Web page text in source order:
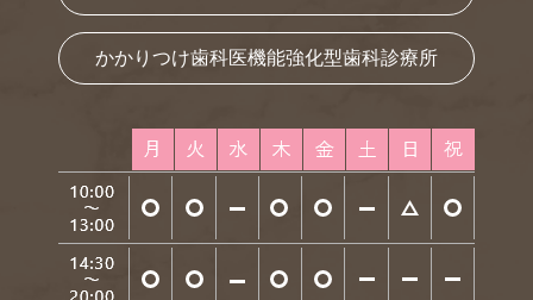
かかりつけ歯科医機能強化型歯科診療所